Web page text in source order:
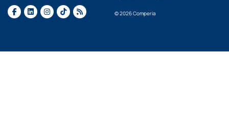
© 2026 Comperia